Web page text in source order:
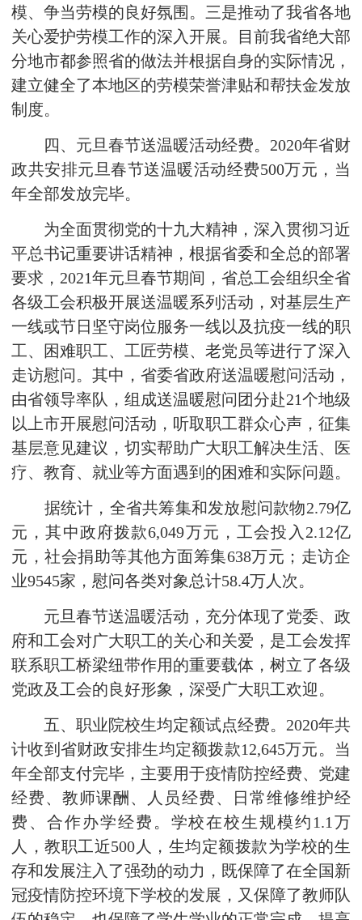
模、争当劳模的良好氛围。三是推动了我省各地
关心爱护劳模工作的深入开展。目前我省绝大部
分地市都参照省的做法并根据自身的实际情况，
建立健全了本地区的劳模荣誉津贴和帮扶金发放
制度。
四、元旦春节送温暖活动经费。2020年省财
政共安排元旦春节送温暖活动经费500万元，当
年全部发放完毕。
为全面贯彻党的十九大精神，深入贯彻习近
平总书记重要讲话精神，根据省委和全总的部署
要求，2021年元旦春节期间，省总工会组织全省
各级工会积极开展送温暖系列活动，对基层生产
一线或节日坚守岗位服务一线以及抗疫一线的职
工、困难职工、工匠劳模、老党员等进行了深入
走访慰问。其中，省委省政府送温暖慰问活动，
由省领导率队，组成送温暖慰问团分赴21个地级
以上市开展慰问活动，听取职工群众心声，征集
基层意见建议，切实帮助广大职工解决生活、医
疗、教育、就业等方面遇到的困难和实际问题。
据统计，全省共筹集和发放慰问款物2.79亿
元，其中政府拨款6,049万元，工会投入2.12亿
元，社会捐助等其他方面筹集638万元；走访企
业9545家，慰问各类对象总计58.4万人次。
元旦春节送温暖活动，充分体现了党委、政
府和工会对广大职工的关心和关爱，是工会发挥
联系职工桥梁纽带作用的重要载体，树立了各级
党政及工会的良好形象，深受广大职工欢迎。
五、职业院校生均定额试点经费。2020年共
计收到省财政安排生均定额拨款12,645万元。当
年全部支付完毕，主要用于疫情防控经费、党建
经费、教师课酬、人员经费、日常维修维护经
费、合作办学经费。学校在校生规模约1.1万
人，教职工近500人，生均定额拨款为学校的生
存和发展注入了强劲的动力，既保障了在全国新
冠疫情防控环境下学校的发展，又保障了教师队